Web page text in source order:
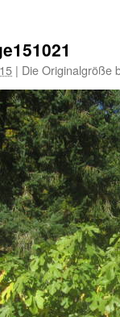
| Die Originalgröße